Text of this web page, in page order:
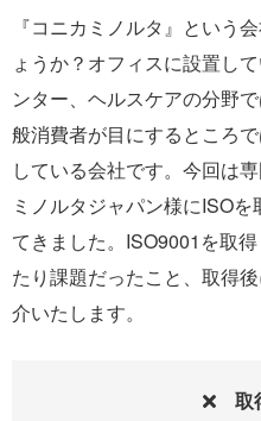
『コニカミノルタ』という
ょうか？オフィスに設置し
ンター、ヘルスケアの分野
般消費者が目にするところ
している会社です。今回は
ミノルタジャパン様にISO
てきました。ISO9001を取
たり課題だったこと、取得
介いたします。
取